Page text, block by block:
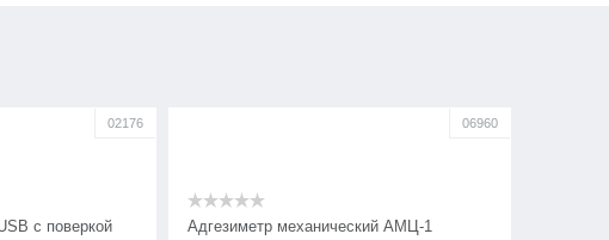
02176
с поверкой
06960
Адгезиметр механический АМЦ-1